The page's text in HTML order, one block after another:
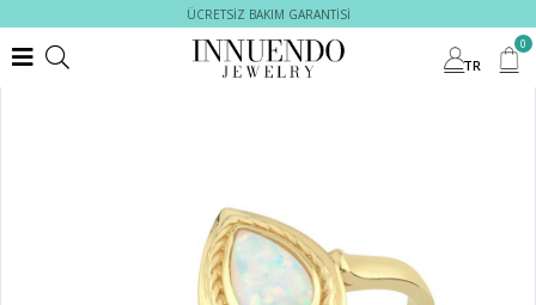
ÜCRETSİZ BAKIM GARANTİSİ
TR
0